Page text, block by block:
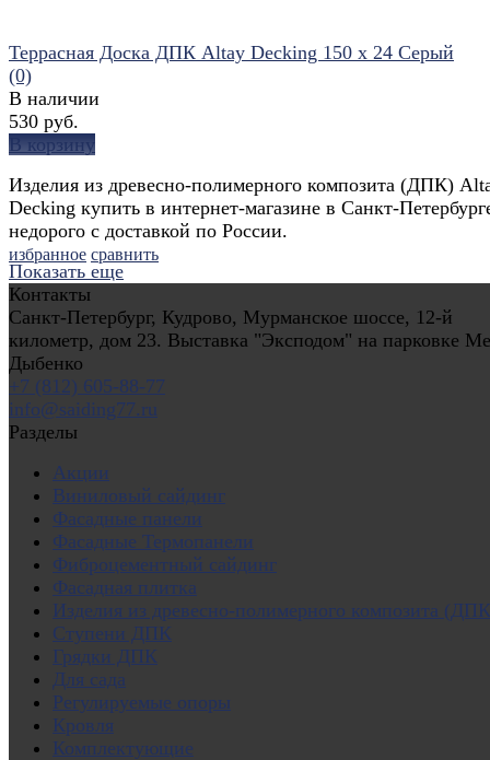
избранное сравнить
Террасная Доска ДПК Altay Decking 150 х 24 Серый
(0)
В наличии
530 руб.
В корзину
Изделия из древесно-полимерного композита (ДПК)
Decking купить в интернет-магазине в Санкт-
недорого с доставкой по России.
Показать еще
Контакты
Санкт-Петербург, Кудрово, Мурманское шоссе, 12-й
километр, дом 23. Выставка "Эксподом" на парковке
Дыбенко
+7 (812) 605-88-77
info@saiding77.ru
Разделы
Акции
Виниловый сайдинг
Фасадные панели
Фасадные Термопанели
Фиброцементный сайдинг
Фасадная плитка
Изделия из древесно-полимерного композита
Ступени ДПК
Грядки ДПК
Для сада
Регулируемые опоры
Кровля
Комплектующие